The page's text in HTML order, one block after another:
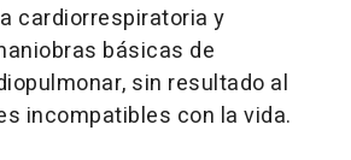
cardiorrespiratoria y
básicas de
sin resultado al
incompatibles con la vida.